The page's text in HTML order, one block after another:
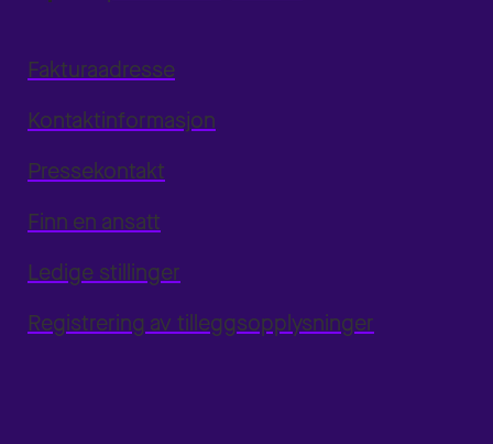
Fakturaadresse
Kontaktinformasjon
Pressekontakt
Finn en ansatt
Ledige stillinger
Registrering av tilleggsopplysninger